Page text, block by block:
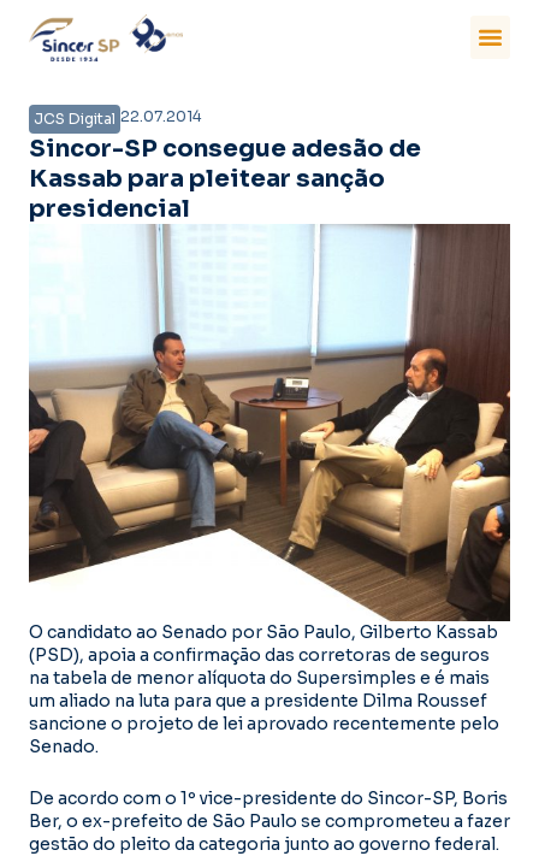
JCS Digital 22.07.2014
Sincor-SP consegue adesão de
Kassab para pleitear sanção
presidencial
O candidato ao Senado por São Paulo, Gilberto Kassab
(PSD), apoia a confirmação das corretoras de seguros
na tabela de menor alíquota do Supersimples e é mais
um aliado na luta para que a presidente Dilma Roussef
sancione o projeto de lei aprovado recentemente pelo
Senado.
De acordo com o 1º vice-presidente do Sincor-SP, Boris
Ber, o ex-prefeito de São Paulo se comprometeu a fazer
gestão do pleito da categoria junto ao governo federal.